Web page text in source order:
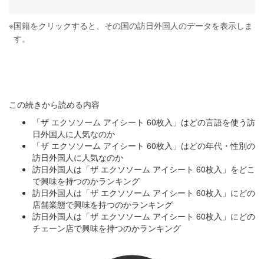
※国籍をクリックすると、その国の訪日外国人のデータを表示しま
す。
この続きから読める内容
「ザ エクソソーム アイシート 60枚入」はどの言語を使う訪
日外国人に人気なのか
「ザ エクソソーム アイシート 60枚入」はどの年代・性別の
訪日外国人に人気なのか
訪日外国人は「ザ エクソソーム アイシート 60枚入」をどこ
で興味を持つのかランキング
訪日外国人は「ザ エクソソーム アイシート 60枚入」にどの
店舗業態で興味を持つのかランキング
訪日外国人は「ザ エクソソーム アイシート 60枚入」にどの
チェーン店で興味を持つのかランキング